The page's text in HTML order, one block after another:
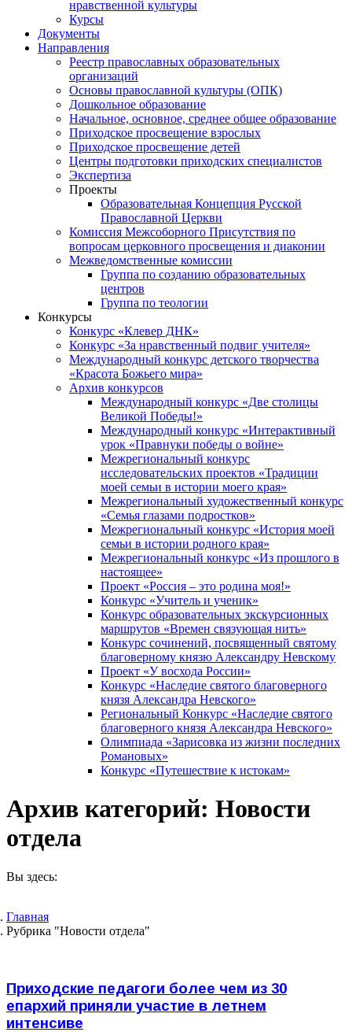
нравственной культуры
Курсы
Документы
Направления
Реестр православных образовательных
организаций
Основы православной культуры (ОПК)
Дошкольное образование
Начальное, основное, среднее общее образование
Приходское просвещение взрослых
Приходское просвещение детей
Центры подготовки приходских специалистов
Экспертиза
Проекты
Образовательная Концепция Русской
Православной Церкви
Комиссия Межсоборного Присутствия по
вопросам церковного просвещения и диаконии
Межведомственные комиссии
Группа по созданию образовательных
центров
Группа по теологии
Конкурсы
Конкурс «Клевер ДНК»
Конкурс «За нравственный подвиг учителя»
Международный конкурс детского творчества
«Красота Божьего мира»
Архив конкурсов
Международный конкурс «Две столицы
Великой Победы!»
Международный конкурс «Интерактивный
урок «Правнуки победы о войне»
Межрегиональный конкурс
исследовательских проектов «Традиции
моей семьи в истории моего края»
Межрегиональный художественный конкурс
«Семья глазами подростков»
Межрегиональный конкурс «История моей
семьи в истории родного края»
Межрегиональный конкурс «Из прошлого в
настоящее»
Проект «Россия – это родина моя!»
Конкурс «Учитель и ученик»
Конкурс образовательных экскурсионных
маршрутов «Времен связующая нить»
Конкурс сочинений, посвященный святому
благоверному князю Александру Невскому
Проект «У восхода России»
Конкурс «Наследие святого благоверного
князя Александра Невского»
Региональный Конкурс «Наследие святого
благоверного князя Александра Невского»
Олимпиада «Зарисовка из жизни последних
Романовых»
Конкурс «Путешествие к истокам»
Архив категорий: Новости
отдела
Вы здесь:
Главная
Рубрика "Новости отдела"
Приходские педагоги более чем из 30
епархий приняли участие в летнем
интенсиве